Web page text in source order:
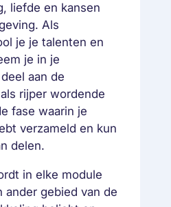
liefde en kansen
Als
je je talenten en
je in je
aan de
rijper wordende
fase waarin je
verzameld en kun
delen.
in elke module
ander gebied van de